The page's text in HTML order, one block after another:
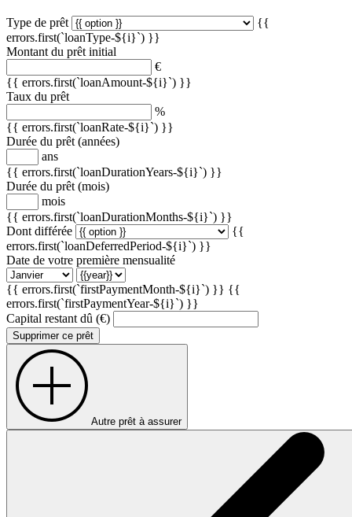
Type de prêt
{{
errors.first(`loanType-${i}`) }}
Montant du prêt initial
€
{{ errors.first(`loanAmount-${i}`) }}
Taux du prêt
%
{{ errors.first(`loanRate-${i}`) }}
Durée du prêt (années)
ans
{{ errors.first(`loanDurationYears-${i}`) }}
Durée du prêt (mois)
mois
{{ errors.first(`loanDurationMonths-${i}`) }}
Dont différée
{{
errors.first(`loanDeferredPeriod-${i}`) }}
Date de votre première mensualité
{{ errors.first(`firstPaymentMonth-${i}`) }} {{
errors.first(`firstPaymentYear-${i}`) }}
Capital restant dû (€)
Supprimer ce prêt
Autre prêt à assurer